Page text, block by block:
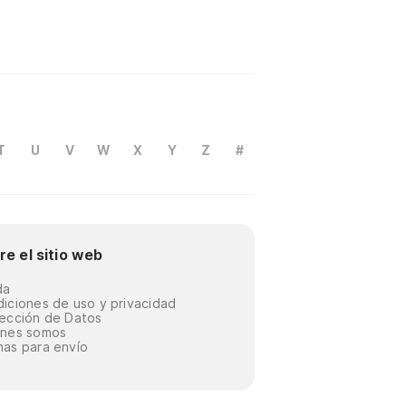
U V W X Y Z #
el sitio web
de uso y privacidad
de Datos
somos
para envío